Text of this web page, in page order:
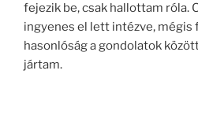
fejezik be, csak hallottam róla.
ingyenes el lett intézve,
hasonlóság a gondolatok
jártam.